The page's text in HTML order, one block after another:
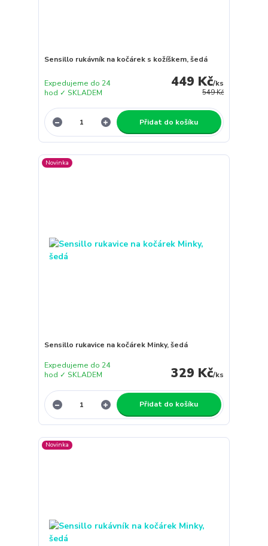
Sensillo rukávník na kočárek s kožíškem, šedá
549 Kč
449 Kč/ks
Expedujeme do 24
hod ✓ SKLADEM
Přidat do košíku
Novinka
Sensillo rukavice na kočárek Minky, šedá
329 Kč/ks
Expedujeme do 24
hod ✓ SKLADEM
Přidat do košíku
Novinka